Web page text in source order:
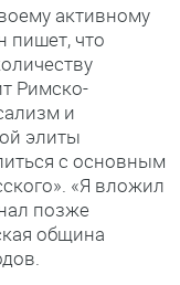
активному
пишет, что
Римско-
и
элиты
с основным
«Я вложил
позже
община